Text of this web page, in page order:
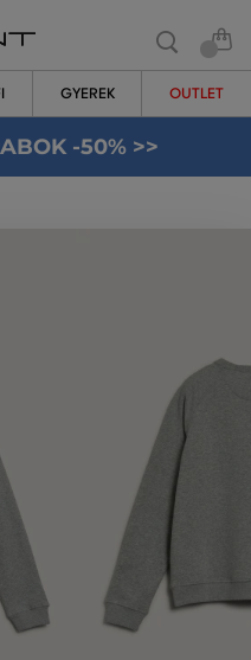
GYEREK OUTLET
-50% >>